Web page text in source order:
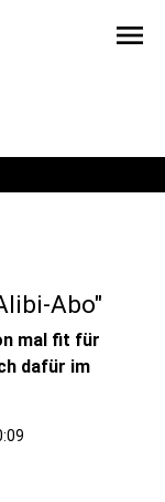
menu
Abo"
mal fit für
dafür im